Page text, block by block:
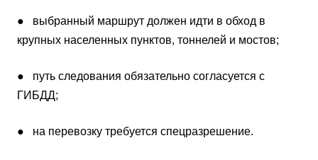
● выбранный маршрут должен идти в обход в
крупных населенных пунктов, тоннелей и мостов;
● путь следования обязательно согласуется с
ГИБДД;
● на перевозку требуется спецразрешение.